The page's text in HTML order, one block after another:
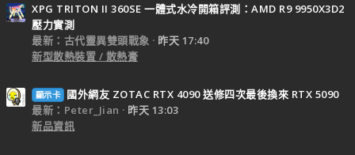
XPG TRITON II 360SE 一體式水冷開箱評測：AMD R9 9950X3D2
壓力實測
最新：古代靈異雙頭戰象
昨天 17:40
新型散熱裝置 / 散熱膏
顯示卡
國外網友 ZOTAC RTX 4090 送修四次最後換來 RTX 5090
最新：Peter_Jian
昨天 13:03
新品資訊